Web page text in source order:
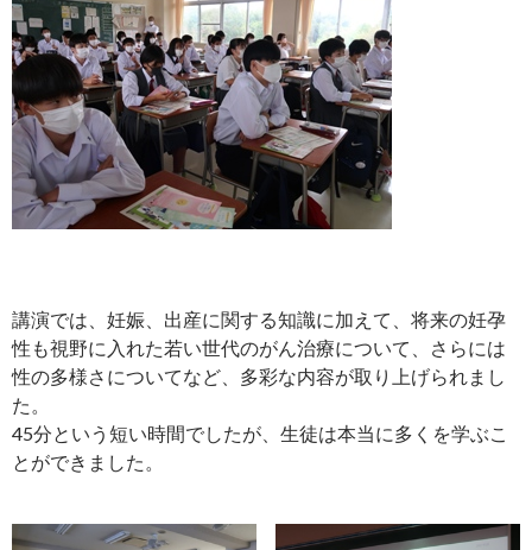
講演では、妊娠、出産に関する知識に加えて、将来の妊孕
性も視野に入れた若い世代のがん治療について、さらには
性の多様さについてなど、多彩な内容が取り上げられまし
た。
45分という短い時間でしたが、生徒は本当に多くを学ぶこ
とができました。